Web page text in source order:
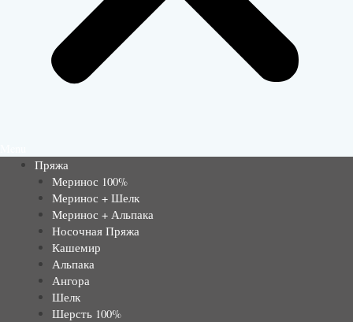
Пряжа
Меринос 100%
Меринос + Шелк
Меринос + Альпака
Носочная Пряжа
Кашемир
Альпака
Ангора
Шелк
Шерсть 100%